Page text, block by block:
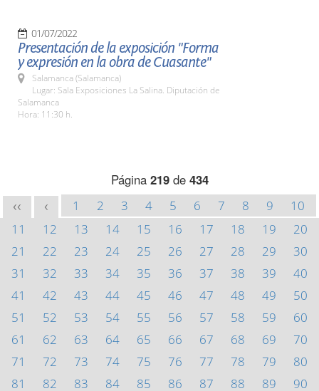
01/07/2022
Presentación de la exposición "Forma
y expresión en la obra de Cuasante"
Salamanca (Salamanca)
Lugar: Sala Exposiciones La Salina. Diputación de
Salamanca
Hora: 11:30 h.
Página 219de 434
<< < 1 2 3 4 5 6 7 8 9
10
11
12 13 14 15 16 17 18 19
20
21
22 23 24 25 26 27 28 29
30
31
32 33 34 35 36 37 38 39
40
41
42 43 44 45 46 47 48 49
50
51
52 53 54 55 56 57 58 59
60
61
62 63 64 65 66 67 68 69
70
71
72 73 74 75 76 77 78 79
80
81
82 83 84 85 86 87 88 89
90